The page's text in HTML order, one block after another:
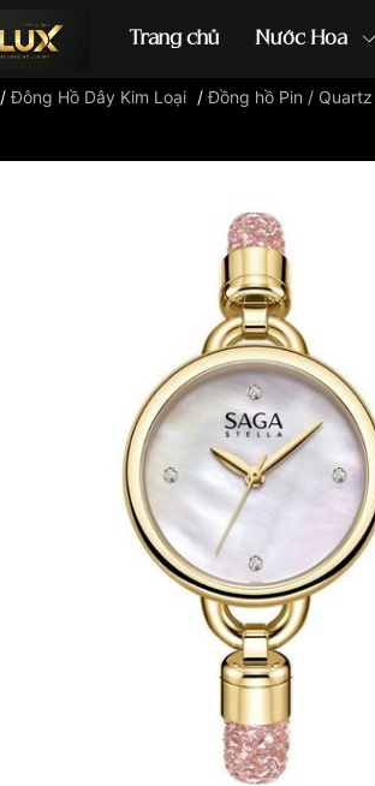
Trang chủ Nước Hoa
Đồng hồ casio
/Đông Hồ Dây Kim Loại /Đồng hồ Pin / Quartz